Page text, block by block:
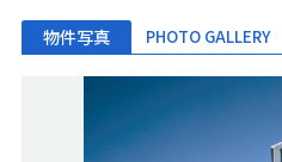
物件写真 PHOTO GALLERY